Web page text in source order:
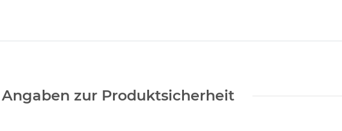
Angaben zur Produktsicherheit